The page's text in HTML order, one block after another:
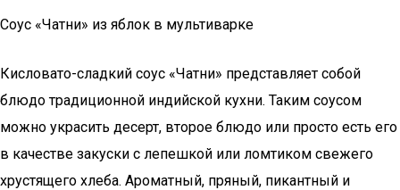
Соус «Чатни» из яблок в мультиварке
Кисловато-сладкий соус «Чатни» представляет собой
блюдо традиционной индийской кухни. Таким соусом
можно украсить десерт, второе блюдо или просто есть его
в качестве закуски с лепешкой или ломтиком свежего
хрустящего хлеба. Ароматный, пряный, пикантный и